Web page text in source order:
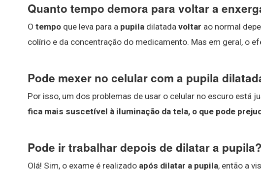
Quanto tempo demora para voltar a
O tempo que leva para a pupila dilatada voltar ao normal
colírio e da concentração do medicamento. Mas em geral, o
Pode mexer no celular com a pupila
Por isso, um dos problemas de usar o celular no escuro está
fica mais suscetível à iluminação da tela, o que pode
Pode ir trabalhar depois de dilatar a pupila?
Olá! Sim, o exame é realizado após dilatar a pupila, então a